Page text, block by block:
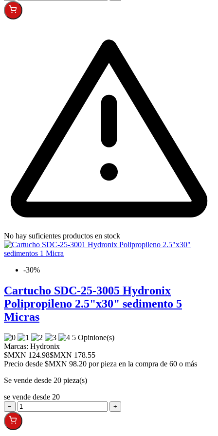
No hay suficientes productos en stock
-30%
Cartucho SDC-25-3005 Hydronix
Polipropileno 2.5"x30" sedimento 5
Micras
5 Opinione(s)
Marcas: Hydronix
$MXN 124.98$MXN 178.55
Precio desde $MXN 98.20 por pieza en la compra de 60 o más
Se vende desde 20 pieza(s)
se vende desde 20
− +